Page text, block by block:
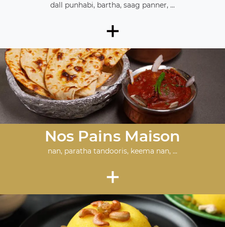
dall punhabi, bartha, saag panner, ...
+
Nos Pains Maison
nan, paratha tandooris, keema nan, ...
+